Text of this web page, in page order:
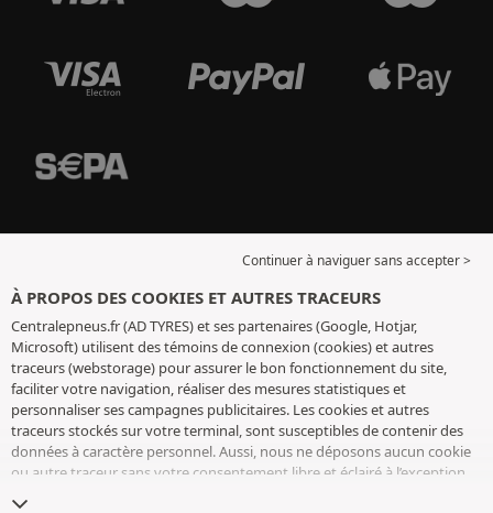
Continuer à naviguer sans accepter >
À PROPOS DES COOKIES ET AUTRES TRACEURS
Centralepneus.fr (AD TYRES) et ses partenaires (Google, Hotjar,
Microsoft) utilisent des témoins de connexion (cookies) et autres
traceurs (webstorage) pour assurer le bon fonctionnement du site,
faciliter votre navigation, réaliser des mesures statistiques et
personnaliser ses campagnes publicitaires. Les cookies et autres
traceurs stockés sur votre terminal, sont susceptibles de contenir des
données à caractère personnel. Aussi, nous ne déposons aucun cookie
ou autre traceur sans votre consentement libre et éclairé à l’exception